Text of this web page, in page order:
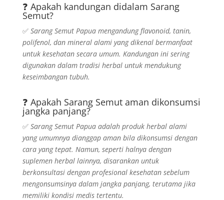
❓ Apakah kandungan didalam Sarang
Semut?
✅ Sarang Semut Papua mengandung flavonoid, tanin,
polifenol, dan mineral alami yang dikenal bermanfaat
untuk kesehatan secara umum. Kandungan ini sering
digunakan dalam tradisi herbal untuk mendukung
keseimbangan tubuh.
❓ Apakah Sarang Semut aman dikonsumsi
jangka panjang?
✅ Sarang Semut Papua adalah produk herbal alami
yang umumnya dianggap aman bila dikonsumsi dengan
cara yang tepat. Namun, seperti halnya dengan
suplemen herbal lainnya, disarankan untuk
berkonsultasi dengan profesional kesehatan sebelum
mengonsumsinya dalam jangka panjang, terutama jika
memiliki kondisi medis tertentu.